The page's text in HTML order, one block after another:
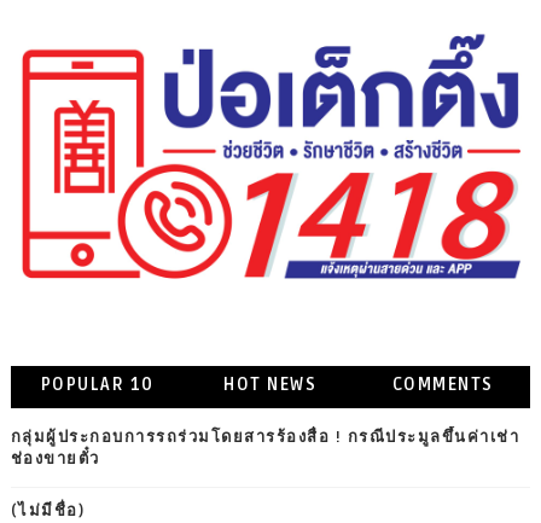
POPULAR 10 HOT NEWS COMMENTS
กลุ่มผู้ประกอบการรถร่วมโดยสารร้องสื่อ ! กรณีประมูลขึ้นค่าเช่า
ช่องขายตั๋ว
(ไม่มีชื่อ)